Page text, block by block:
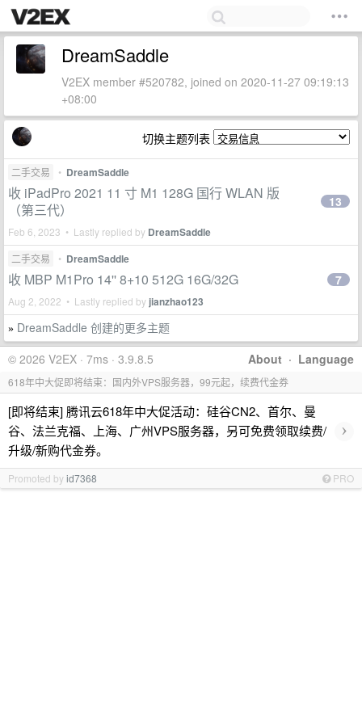
DreamSaddle
V2EX member #520782, joined on 2020-11-27 09:19:13
+08:00
切换主题列表
二手交易 • DreamSaddle
收 iPadPro 2021 11 寸 M1 128G 国行 WLAN 版
（第三代）
Feb 6, 2023 • Lastly replied by DreamSaddle
13
二手交易 • DreamSaddle
收 MBP M1Pro 14'' 8+10 512G 16G/32G
Aug 2, 2022 • Lastly replied by jianzhao123
7
» DreamSaddle 创建的更多主题
About · Language
© 2026 V2EX · 7ms · 3.9.8.5
618年中大促即将结束：国内外VPS服务器，99元起，续费代金券
[即将结束] 腾讯云618年中大促活动：硅谷CN2、首尔、曼
谷、法兰克福、上海、广州VPS服务器，另可免费领取续费/
升级/新购代金券。
›
Promoted byid7368 PRO